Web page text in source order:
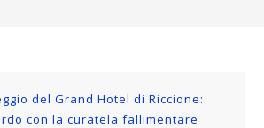
del Grand Hotel di Riccione:
con la curatela fallimentare